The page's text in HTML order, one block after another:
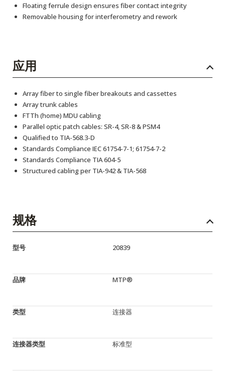
Floating ferrule design ensures fiber contact integrity
Removable housing for interferometry and rework
应用
Array fiber to single fiber breakouts and cassettes
Array trunk cables
FTTh (home) MDU cabling
Parallel optic patch cables: SR-4, SR-8 & PSM4
Qualified to TIA-568.3-D
Standards Compliance IEC 61754-7-1; 61754-7-2
Standards Compliance TIA 604-5
Structured cabling per TIA-942 & TIA-568
规格
型号 20839
品牌 MTP®
类型 连接器
连接器类型 标准型